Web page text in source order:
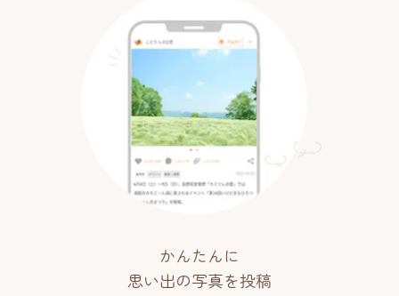
かんたんに
思い出の写真を投稿